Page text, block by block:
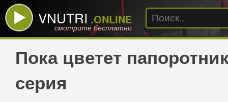
VNUTRI .ONLINE
смотрите бесплатно
Пока цветет
серия